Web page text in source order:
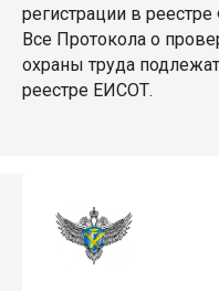
регистрации в
Все Протокола о
охраны труда
реестре ЕИСОТ.